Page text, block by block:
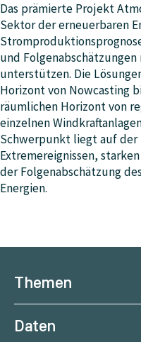
Das prämierte Projekt
Sektor der erneuerbaren
und
unterstützen. Die
Horizont von Nowcasting
räumlichen Horizont von
einzelnen
Schwerpunkt liegt auf der
Extremereignissen,
der Folgenabschätzung
Energien.
Themen
Klima
Daten